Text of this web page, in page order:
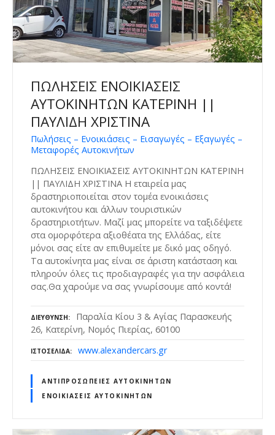
ΠΩΛΗΣΕΙΣ ΕΝΟΙΚΙΑΣΕΙΣ
ΑΥΤΟΚΙΝΗΤΩΝ ΚΑΤΕΡΙΝΗ ||
ΠΑΥΛΙΔΗ ΧΡΙΣΤΙΝΑ
Πωλήσεις – Ενοικιάσεις – Εισαγωγές – Εξαγωγές –
Μεταφορές Αυτοκινήτων
ΠΩΛΗΣΕΙΣ ΕΝΟΙΚΙΑΣΕΙΣ ΑΥΤΟΚΙΝΗΤΩΝ ΚΑΤΕΡΙΝΗ
|| ΠΑΥΛΙΔΗ ΧΡΙΣΤΙΝΑ Η εταιρεία μας
δραστηριοποιείται στον τομέα ενοικιάσεις
αυτοκινήτου και άλλων τουριστικών
δραστηριοτήτων. Μαζί μας μπορείτε να ταξιδέψετε
στα ομορφότερα αξιοθέατα της Ελλάδας, είτε
μόνοι σας είτε αν επιθυμείτε με δικό μας οδηγό.
Τα αυτοκίνητα μας είναι σε άριστη κατάσταση και
πληρούν όλες τις προδιαγραφές για την ασφάλεια
σας.Θα χαρούμε να σας γνωρίσουμε από κοντά!
ΔΙΕΎΘΥΝΣΗ
Παραλία Κίου 3 & Αγίας Παρασκευής
26, Κατερίνη, Νομός Πιερίας, 60100
ΙΣΤΟΣΕΛΊΔΑ www.alexandercars.gr
ΑΝΤΙΠΡΟΣΩΠΕΊΕΣ ΑΥΤΟΚΙΝΉΤΩΝ
ΕΝΟΙΚΙΆΣΕΙΣ ΑΥΤΟΚΙΝΉΤΩΝ